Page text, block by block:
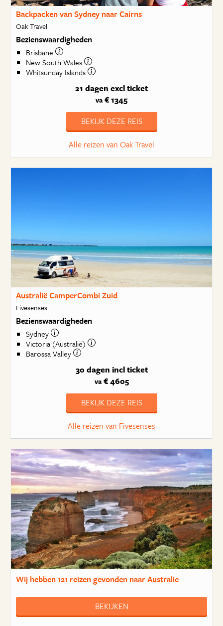
Backpacken van Sydney naar Cairns
Oak Travel
Bezienswaardigheden
Brisbane
New South Wales
Whitsunday Islands
21 dagen excl ticket
va € 1345
BEKIJK DEZE REIS
Alle reizen van Oak Travel
Australië CamperCombi Zuid
Fivesenses
Bezienswaardigheden
Sydney
Victoria (Australië)
Barossa Valley
30 dagen incl ticket
va€ 4605
BEKIJK DEZE REIS
Alle reizen van Fivesenses
Wij hebben121 reizengevonden naar Australie
BEKIJKEN